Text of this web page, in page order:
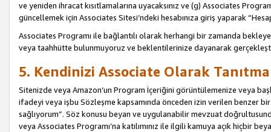
ve yeniden ihracat kısıtlamalarına uyacaksınız ve (g) Associates
güncellemek için Associates Sitesi’ndeki hesabınıza giriş yaparak
Associates Programı ile bağlantılı olarak herhangi bir zamanda
veya taahhütte bulunmuyoruz ve beklentilerinize dayanarak
5. Kendinizi Associate Olarak
Sitenizde veya Amazon’un Program İçeriğini görüntülemenize veya
ifadeyi veya işbu Sözleşme kapsamında önceden izin verilen benzer
sağlıyorum”. Söz konusu beyan ve uygulanabilir mevzuat
veya Associates Programı’na katılımınız ile ilgili kamuya açık hiçbir